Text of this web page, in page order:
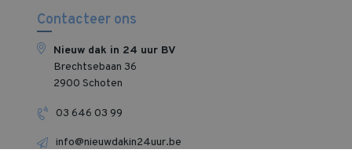
Contacteer ons
Nieuw dak in 24 uur BV
Brechtsebaan 36
2900 Schoten
03 646 03 99
info@nieuwdakin24uur.be